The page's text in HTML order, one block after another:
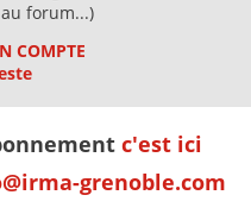
forum...)
COMPTE
c'est ici
grenoble.com